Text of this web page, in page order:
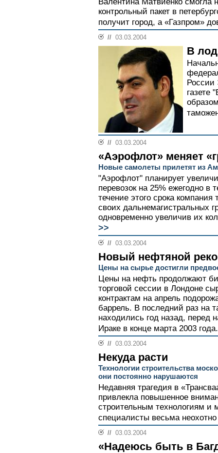
Валентина Матвиенко смогла
контрольный пакет в
получит город, а «Газпром»
// 03.03.2004
В
газете
// 03.03.2004
«Аэрофлот» меняет
Новые самолеты прилетят из
"Аэрофлот" планирует
перевозок на 25% ежегодно в
течение этого срока
своих дальнемагистральных
одновременно увеличив их
>>
// 03.03.2004
Новый нефтяной
Цены на сырье достигли
Цены на нефть продолжают
торговой сессии в Лондоне
контрактам на апрель
баррель. В последний раз на
находились год назад, перед
Ираке в конце марта 2003
// 03.03.2004
Некуда расти
Технологии строительства
они постоянно нарушаются
Недавняя трагедия в
привлекла повышенное
строительным технологиям
специалисты весьма
// 03.03.2004
«Надеюсь быть в